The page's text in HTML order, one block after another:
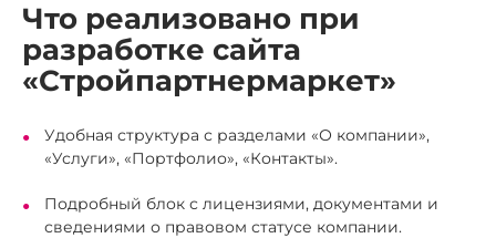
Что реализовано при
разработке сайта
«Стройпартнермаркет»
Удобная структура с разделами «О компании»,
«Услуги», «Портфолио», «Контакты».
Подробный блок с лицензиями, документами и
сведениями о правовом статусе компании.